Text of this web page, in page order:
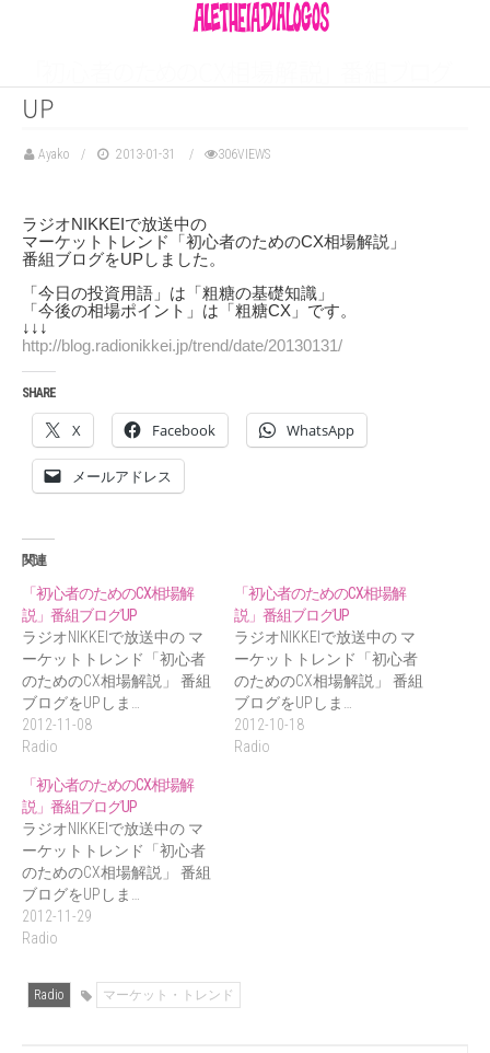
UP
Ayako 2013-01-31 306VIEWS
ラジオNIKKEIで放送中の
マーケットトレンド「初心者のためのCX相場解説」
番組ブログをUPしました。
「今日の投資用語」は「粗糖の基礎知識」
「今後の相場ポイント」は「粗糖CX」です。
↓↓↓
http://blog.radionikkei.jp/trend/date/20130131/
SHARE
X Facebook WhatsApp
メールアドレス
関連
「初心者のためのCX相場解
説」番組ブログUP
ラジオNIKKEIで放送中の マ
ーケットトレンド「初心者
のためのCX相場解説」 番組
ブログをUPしま…
2012-11-08
Radio
「初心者のためのCX相場解
説」番組ブログUP
ラジオNIKKEIで放送中の マ
ーケットトレンド「初心者
のためのCX相場解説」 番組
ブログをUPしま…
2012-10-18
Radio
「初心者のためのCX相場解
説」番組ブログUP
ラジオNIKKEIで放送中の マ
ーケットトレンド「初心者
のためのCX相場解説」 番組
ブログをUPしま…
2012-11-29
Radio
Radio マーケット・トレンド